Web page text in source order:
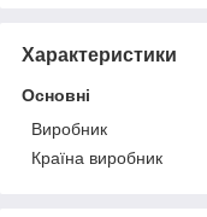
Характеристики
Основні
Виробник
Країна виробник